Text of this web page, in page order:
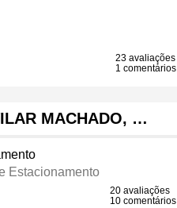
23 avaliações
1 comentários
MACHADO, …
Estacionamento
20 avaliações
10 comentários